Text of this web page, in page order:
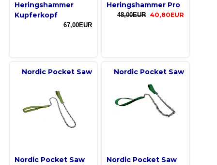
Heringshammer
Kupferkopf
67,00EUR
Heringshammer Pro
48,00EUR 40,80EUR
Nordic Pocket Saw
Nordic Pocket Saw
Nordic Pocket Saw
Nordic Pocket Saw